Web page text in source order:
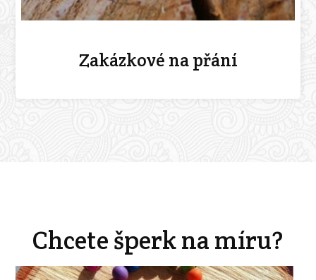
Zakázkové na přání
Chcete šperk na míru?